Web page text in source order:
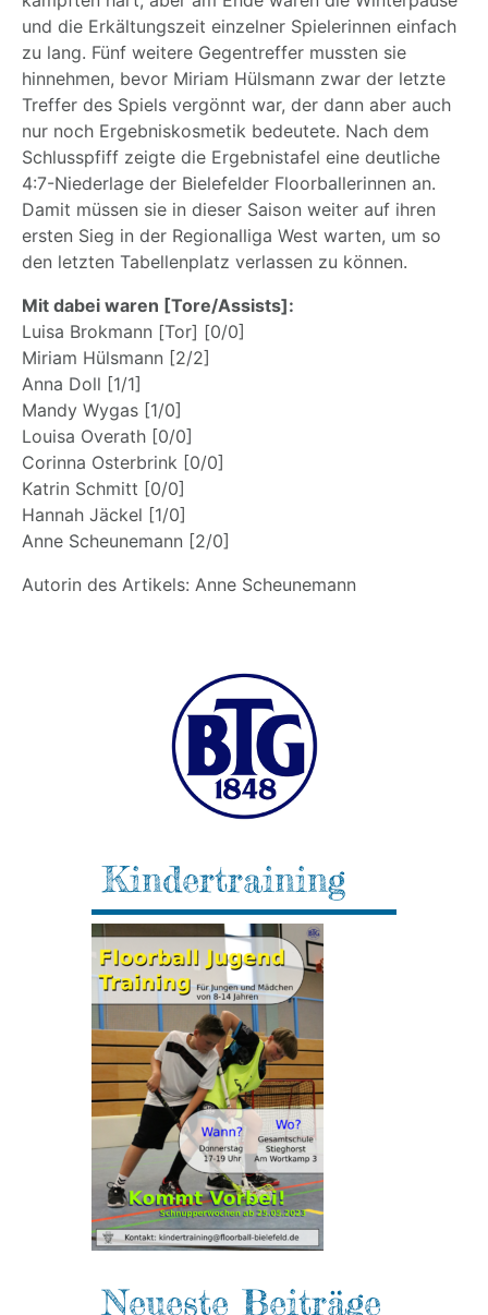
und die Erkältungszeit einzelner Spielerinnen einfach
zu lang. Fünf weitere Gegentreffer mussten sie
hinnehmen, bevor Miriam Hülsmann zwar der letzte
Treffer des Spiels vergönnt war, der dann aber auch
nur noch Ergebniskosmetik bedeutete. Nach dem
Schlusspfiff zeigte die Ergebnistafel eine deutliche
4:7-Niederlage der Bielefelder Floorballerinnen an.
Damit müssen sie in dieser Saison weiter auf ihren
ersten Sieg in der Regionalliga West warten, um so
den letzten Tabellenplatz verlassen zu können.
Mit dabei waren [Tore/Assists]:
Luisa Brokmann [Tor] [0/0]
Miriam Hülsmann [2/2]
Anna Doll [1/1]
Mandy Wygas [1/0]
Louisa Overath [0/0]
Corinna Osterbrink [0/0]
Katrin Schmitt [0/0]
Hannah Jäckel [1/0]
Anne Scheunemann [2/0]
Autorin des Artikels: Anne Scheunemann
Kindertraining
Neueste Beiträge